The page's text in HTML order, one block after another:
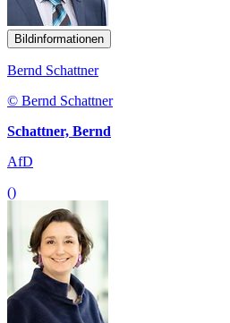
Bildinformationen
Bernd Schattner
© Bernd Schattner
Schattner, Bernd
AfD
()